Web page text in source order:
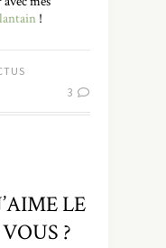
!
3
LE
?